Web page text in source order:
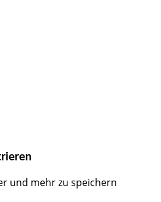
und mehr zu speichern